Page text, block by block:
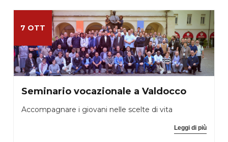
7 OTT
Seminario vocazionale a Valdocco
Accompagnare i giovani nelle scelte di vita
Leggi di più